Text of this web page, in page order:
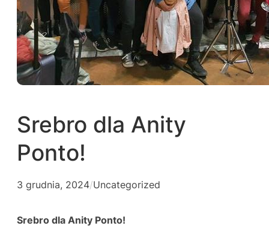
Srebro dla Anity
Ponto!
3 grudnia, 2024/Uncategorized
Srebro dla Anity Ponto!